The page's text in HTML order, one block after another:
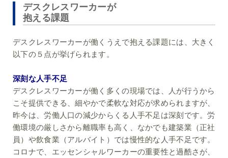
デスクレスワーカーが
抱える課題
デスクレスワーカーが働くうえで抱える課題には、大きく
以下の５点が挙げられます。
深刻な人手不足
デスクレスワーカーが働く多くの現場では、人が行うから
こそ提供できる、細やかで柔軟な対応が求められますが、
昨今は、労働人口の減少からくる人手不足は深刻です。労
働環境の厳しさから離職率も高く、なかでも建築業（正社
員）や飲食業（アルバイト）では慢性的な人手不足です。
コロナで、エッセンシャルワーカーの重要性と過酷さが、